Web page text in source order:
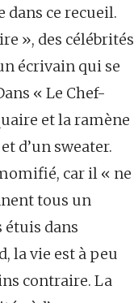
ce recueil.
», des célébrités
écrivain qui se
« Le Chef-
et la ramène
d’un sweater.
car il « ne
tous un
étuis dans
la vie est à peu
contraire. La